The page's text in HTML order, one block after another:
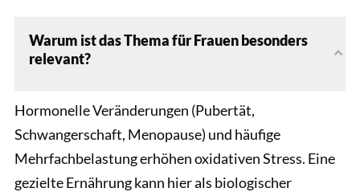
Warum ist das Thema für Frauen besonders
relevant?
Hormonelle Veränderungen (Pubertät,
Schwangerschaft, Menopause) und häufige
Mehrfachbelastung erhöhen oxidativen Stress. Eine
gezielte Ernährung kann hier als biologischer